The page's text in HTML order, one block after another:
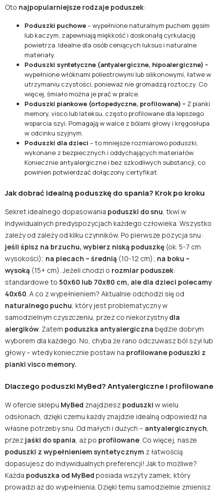
Oto najpopularniejsze rodzaje poduszek:
Poduszki puchowe– wypełnione naturalnym puchem gęsim
lub kaczym, zapewniają miękkość i doskonałą cyrkulację
powietrza. Idealne dla osób ceniących luksus i naturalne
materiały.
Poduszki syntetyczne (antyalergiczne, hipoalergiczne) –
wypełnione włóknami poliestrowymi lub silikonowymi, łatwe w
utrzymaniu czystości, ponieważ nie gromadzą roztoczy. Co
więcej, śmiało można je prać w pralce.
Poduszki piankowe (ortopedyczne, profilowane) – Z pianki
memory, visco lub lateksu, często profilowane dla lepszego
wsparcia szyi. Pomagają w walce z bólami głowy i kręgosłupa
w odcinku szyjnym.
Poduszki dla dzieci – to mniejsze rozmiarowo poduszki,
wykonane z bezpiecznych i oddychających materiałów.
Koniecznie antyalergiczne i bez szkodliwych substancji, co
powinien potwierdzać dołączony certyfikat.
Jak dobrać idealną poduszkę do spania? Krok po kroku
Sekret idealnego dopasowania poduszki do snu, tkwi w
indywidualnych predyspozycjach każdego człowieka. Wszystko
zależy od zależy od kilku czynników. Po pierwsze pozycja snu:
jeśli śpisz na brzuchu, wybierz niską poduszkę (ok. 5-7 cm
wysokości); na plecach – średnią (10-12 cm); na boku –
wysoką (15+ cm). Jeżeli chodzi o rozmiar poduszek:
standardowe to 50x60 lub 70x80 cm, ale dla dzieci polecamy
40x60. A co z wypełnieniem? Aktualnie odchodzi się od
naturalnego puchu, który jest problematyczny w
samodzielnym czyszczeniu, przez co niekorzystnydla
alergików. Zatem poduszka antyalergiczna będzie dobrym
wyborem dla każdego. No, chyba że rano odczuwasz ból szyi lub
głowy – wtedy koniecznie postaw na profilowane poduszki z
pianki visco memory.
Dlaczego poduszki MyBed? Antyalergiczne i profilowane
W ofercie sklepu MyBed znajdziesz poduszki w wielu
odsłonach, dzięki czemu każdy znajdzie idealną odpowiedź na
własne potrzeby snu. Od małych i dużych – antyalergicznych,
przez jaśki do spania, aż po profilowane. Co więcej, nasze
poduszki z wypełnieniem syntetycznym z łatwością
dopasujesz do indywidualnych preferencji! Jak to możliwe?
Każda poduszka od MyBed posiada wszyty zamek, który
prowadzi aż do wypełnienia. Dzięki temu samodzielnie zmienisz